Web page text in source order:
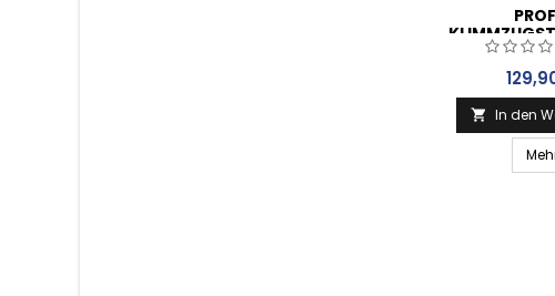
Preis
 In den